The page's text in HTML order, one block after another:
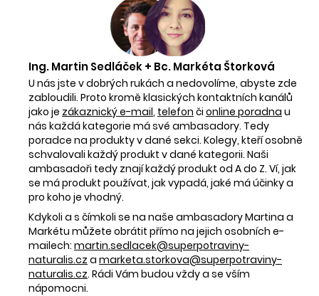
Ing. Martin Sedláček + Bc. Markéta Štorková
U nás jste v dobrých rukách a nedovolíme, abyste zde
zabloudili. Proto kromě klasických kontaktních kanálů
jako je zákaznický e-mail, telefon či online poradna u
nás každá kategorie má své ambasadory. Tedy
poradce na produkty v dané sekci. Kolegy, kteří osobně
schvalovali každý produkt v dané kategorii. Naši
ambasadoři tedy znají každý produkt od A do Z. Ví, jak
se má produkt používat, jak vypadá, jaké má účinky a
pro koho je vhodný.
Kdykoli a s čímkoli se na naše ambasadory Martina a
Markétu můžete obrátit přímo na jejich osobních e-
mailech: martin.sedlacek@superpotraviny-
naturalis.cz a marketa.storkova@superpotraviny-
naturalis.cz. Rádi Vám budou vždy a se vším
nápomocni.